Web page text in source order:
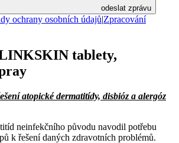
odeslat zprávu
ochrany osobních údajů|Zpracování
tablety,
atopické dermatitídy, disbióz a alergóz
neinfekčního původu navodil potřebu
k řešení daných zdravotních problémů.